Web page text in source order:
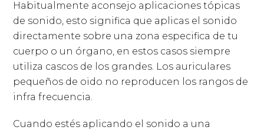
Habitualmente aconsejo aplicaciones tópicas
de sonido, esto significa que aplicas el sonido
directamente sobre una zona especifica de tu
cuerpo o un órgano, en estos casos siempre
utiliza cascos de los grandes. Los auriculares
pequeños de oido no reproducen los rangos de
infra frecuencia.
Cuando estés aplicando el sonido a una